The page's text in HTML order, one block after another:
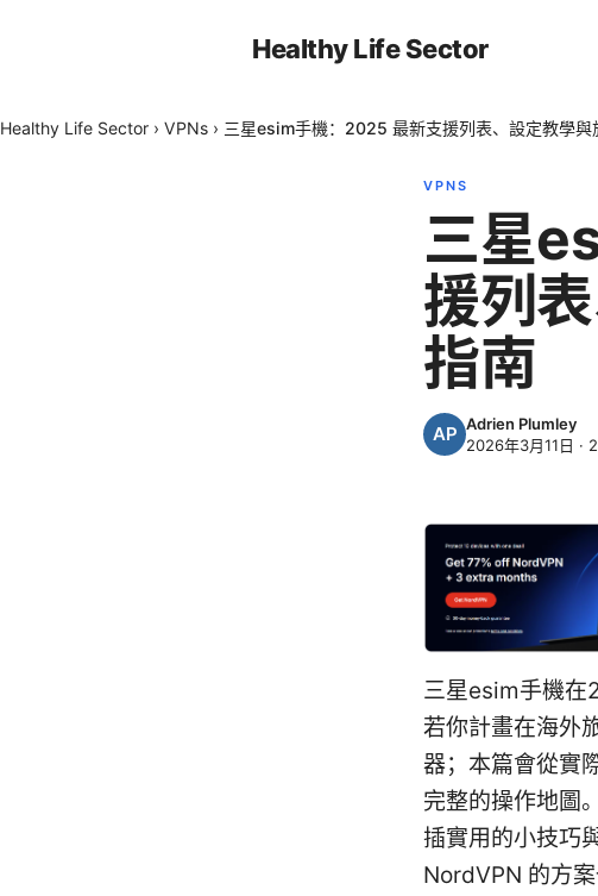
Healthy Life Sector
Healthy Life Sector › VPNs › 三星esim手機：2025 最新支援列表、設定教學與
VPNS
三星
援列
指南
Adrien Plumley
2026年3月11日 · 2
三星esim手機在
若你計畫在海外
器；本篇會從實
完整的操作地圖
插實用的小技巧
NordVPN 的方